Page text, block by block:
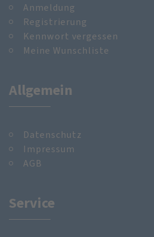
Anmeldung
Registrierung
Kennwort vergessen
Meine Wunschliste
Allgemein
Datenschutz
Impressum
AGB
Service